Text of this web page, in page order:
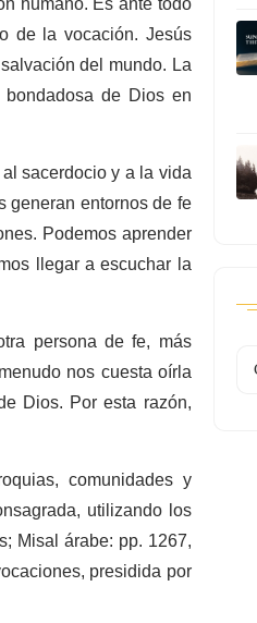
de la vocación. Jesús
del mundo. La
de Dios en
sacerdocio y a la vida
entornos de fe
Podemos aprender
llegar a escuchar la
persona de fe, más
nos cuesta oírla
Dios. Por esta razón,
comunidades y
utilizando los
Misal árabe: pp. 1267,
presidida por